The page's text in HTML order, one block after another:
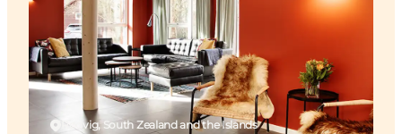
Rødvig, South Zealand and the Islands